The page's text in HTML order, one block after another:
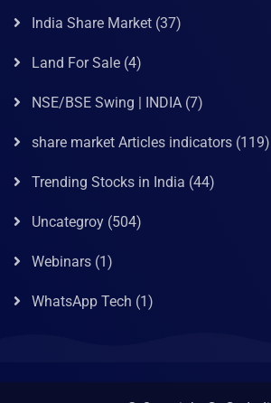
India Share Market (37)
Land For Sale (4)
NSE/BSE Swing | INDIA (7)
share market Articles indicators (119)
Trending Stocks in India (44)
Uncategroy (504)
Webinars (1)
WhatsApp Tech (1)